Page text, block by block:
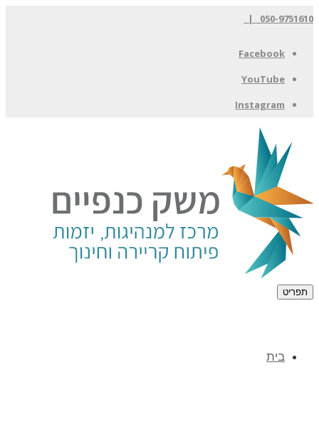
050-9751610 |
Facebook
YouTube
Instagram
תפריט
בית